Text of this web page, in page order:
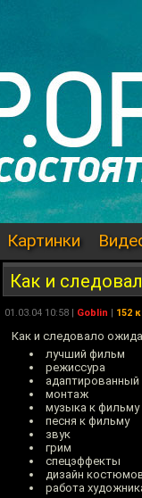
Картинки
Как и
01.03.04 10:58 | Goblin | 152
Как и следовало
лучший фильм
режиссура
адаптированный
монтаж
музыка к фильму
песня к фильму
звук
грим
спецэффекты
дизайн
работа